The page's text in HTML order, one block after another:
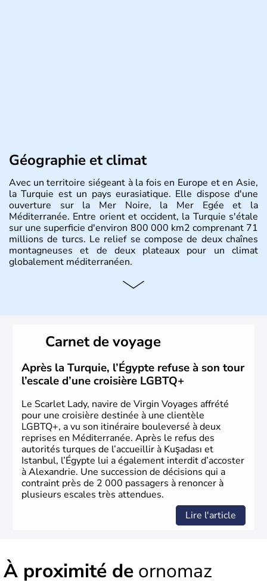
Géographie et climat
Avec un territoire siégeant à la fois en Europe et en Asie,
la Turquie est un pays eurasiatique. Elle dispose d'une
ouverture sur la Mer Noire, la Mer Egée et la
Méditerranée. Entre orient et occident, la Turquie s'étale
sur une superficie d'environ 800 000 km2 comprenant 71
millions de turcs. Le relief se compose de deux chaînes
montagneuses et de deux plateaux pour un climat
globalement méditerranéen.
Histoire et administration
qui constitueront en 1299 les fondations de l'Empire
ottoman. Après avoir rattaché l'Anatolie et la Thrace
orientale au territoire turc, la République est proclamée
le 29 octobre 1923. Ankara remplace alors Istanbul au
titre de capitale du pays.
Carnet de voyage
Après la Turquie, l’Égypte refuse à son tour
l’escale d’une croisière LGBTQ+
Le Scarlet Lady, navire de Virgin Voyages affrété
pour une croisière destinée à une clientèle
LGBTQ+, a vu son itinéraire bouleversé à deux
reprises en Méditerranée. Après le refus des
autorités turques de l’accueillir à Kuşadası et
Istanbul, l’Égypte lui a également interdit d’accoster
à Alexandrie. Une succession de décisions qui a
contraint près de 2 000 passagers à renoncer à
plusieurs escales très attendues.
Lire l'article
À proximité de ornomaz